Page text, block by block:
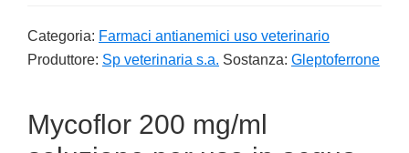
Categoria: Farmaci antianemici uso veterinario
Produttore: Sp veterinaria s.a. Sostanza: Gleptoferrone
Mycoflor 200 mg/ml